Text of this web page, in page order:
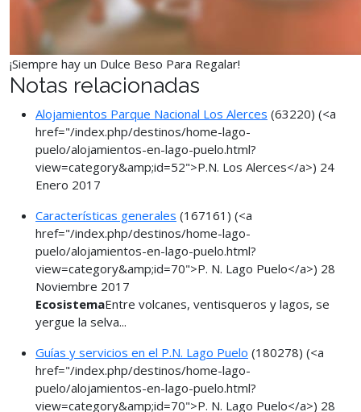
¡Siempre hay un Dulce Beso Para Regalar!
Notas relacionadas
Alojamientos Parque Nacional Los Alerces (63220) (<a
href="/index.php/destinos/home-lago-
puelo/alojamientos-en-lago-puelo.html?
view=category&amp;id=52">P.N. Los Alerces</a>) 24
Enero 2017
Características generales (167161) (<a
href="/index.php/destinos/home-lago-
puelo/alojamientos-en-lago-puelo.html?
view=category&amp;id=70">P. N. Lago Puelo</a>) 28
Noviembre 2017
EcosistemaEntre volcanes, ventisqueros y lagos, se
yergue la selva...
Guías y servicios en el P.N. Lago Puelo (180278) (<a
href="/index.php/destinos/home-lago-
puelo/alojamientos-en-lago-puelo.html?
view=category&amp;id=70">P. N. Lago Puelo</a>) 28